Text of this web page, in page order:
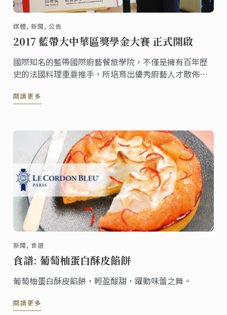
媒體, 新聞, 公告
2017 藍帶大中華區獎學金大賽 正式開啟
國際知名的藍帶國際廚藝餐旅學院，不僅是擁有百年歷
史的法國料理重要推手，所培育出優秀廚藝人才散佈世
廚藝餐旅學院為了鼓勵更多喜愛廚藝的朋友有機會進入
閱讀更多
新聞, 食譜
食譜: 葡萄柚蛋白酥皮餡餅
葡萄柚蛋白酥皮餡餅，輕盈酸甜，躍動味蕾之舞。
閱讀更多